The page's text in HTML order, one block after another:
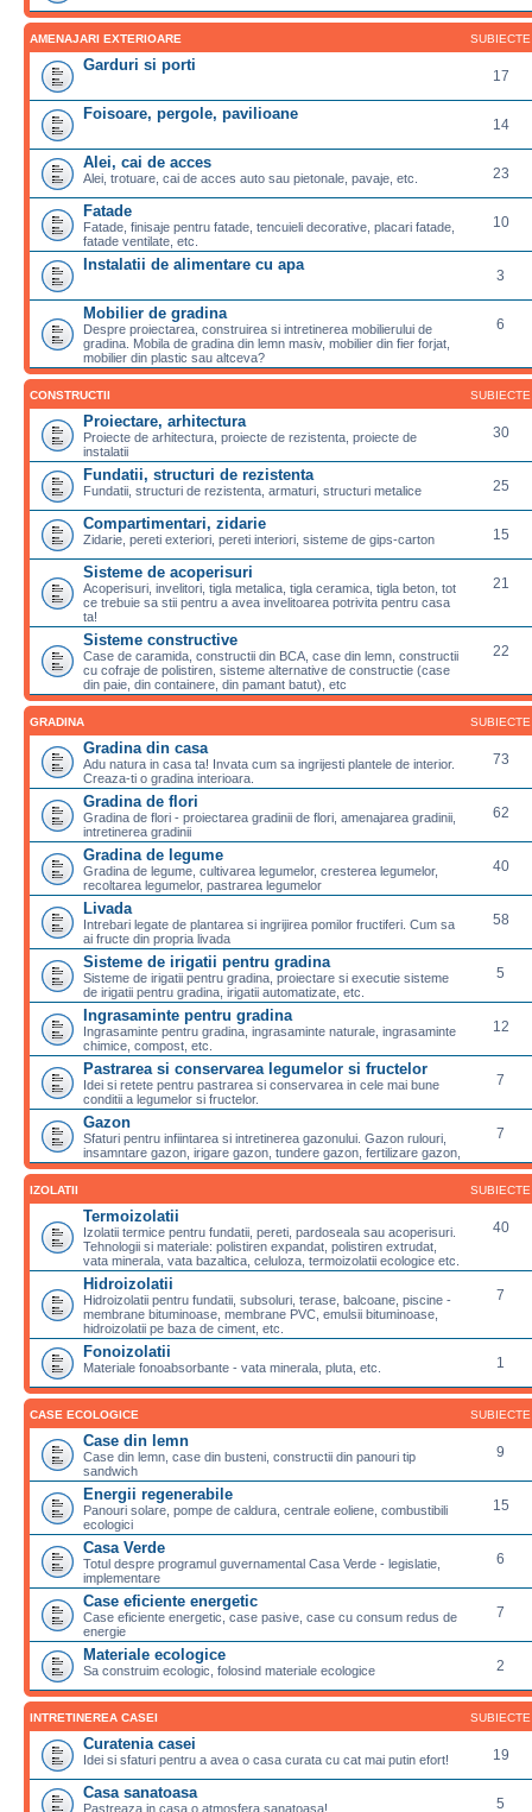
AMENAJARI EXTERIOARE SUBIECTE
Garduri si porti
17
Foisoare, pergole, pavilioane
14
Alei, cai de acces
Alei, trotuare, cai de acces auto sau pietonale, pavaje, etc. 23
Fatade
Fatade, finisaje pentru fatade, tencuieli decorative, placari fatade,
fatade ventilate, etc.
10
Instalatii de alimentare cu apa
3
Mobilier de gradina
Despre proiectarea, construirea si intretinerea mobilierului de
gradina. Mobila de gradina din lemn masiv, mobilier din fier forjat,
mobilier din plastic sau altceva?
6
CONSTRUCTII SUBIECTE
Proiectare, arhitectura
Proiecte de arhitectura, proiecte de rezistenta, proiecte de
instalatii
30
Fundatii, structuri de rezistenta
Fundatii, structuri de rezistenta, armaturi, structuri metalice 25
Compartimentari, zidarie
Zidarie, pereti exteriori, pereti interiori, sisteme de gips-carton 15
Sisteme de acoperisuri
Acoperisuri, invelitori, tigla metalica, tigla ceramica, tigla beton, tot
ce trebuie sa stii pentru a avea invelitoarea potrivita pentru casa
ta!
21
Sisteme constructive
Case de caramida, constructii din BCA, case din lemn, constructii
cu cofraje de polistiren, sisteme alternative de constructie (case
din paie, din containere, din pamant batut), etc
22
GRADINA SUBIECTE
Gradina din casa
Adu natura in casa ta! Invata cum sa ingrijesti plantele de interior.
Creaza-ti o gradina interioara.
73
Gradina de flori
Gradina de flori - proiectarea gradinii de flori, amenajarea gradinii,
intretinerea gradinii
62
Gradina de legume
Gradina de legume, cultivarea legumelor, cresterea legumelor,
recoltarea legumelor, pastrarea legumelor
40
Livada
Intrebari legate de plantarea si ingrijirea pomilor fructiferi. Cum sa
ai fructe din propria livada
58
Sisteme de irigatii pentru gradina
Sisteme de irigatii pentru gradina, proiectare si executie sisteme
de irigatii pentru gradina, irigatii automatizate, etc.
5
Ingrasaminte pentru gradina
Ingrasaminte pentru gradina, ingrasaminte naturale, ingrasaminte
chimice, compost, etc.
12
Pastrarea si conservarea legumelor si fructelor
Idei si retete pentru pastrarea si conservarea in cele mai bune
conditii a legumelor si fructelor.
7
Gazon
Sfaturi pentru infiintarea si intretinerea gazonului. Gazon rulouri,
insamntare gazon, irigare gazon, tundere gazon, fertilizare gazon,
7
IZOLATII SUBIECTE
Termoizolatii
Izolatii termice pentru fundatii, pereti, pardoseala sau acoperisuri.
Tehnologii si materiale: polistiren expandat, polistiren extrudat,
vata minerala, vata bazaltica, celuloza, termoizolatii ecologice etc.
40
Hidroizolatii
Hidroizolatii pentru fundatii, subsoluri, terase, balcoane, piscine -
membrane bituminoase, membrane PVC, emulsii bituminoase,
hidroizolatii pe baza de ciment, etc.
7
Fonoizolatii
Materiale fonoabsorbante - vata minerala, pluta, etc. 1
CASE ECOLOGICE SUBIECTE
Case din lemn
Case din lemn, case din busteni, constructii din panouri tip
sandwich
9
Energii regenerabile
Panouri solare, pompe de caldura, centrale eoliene, combustibili
ecologici
15
Casa Verde
Totul despre programul guvernamental Casa Verde - legislatie,
implementare
6
Case eficiente energetic
Case eficiente energetic, case pasive, case cu consum redus de
energie
7
Materiale ecologice
Sa construim ecologic, folosind materiale ecologice 2
INTRETINEREA CASEI SUBIECTE
Curatenia casei
Idei si sfaturi pentru a avea o casa curata cu cat mai putin efort! 19
Casa sanatoasa
Pastreaza in casa o atmosfera sanatoasa! 5